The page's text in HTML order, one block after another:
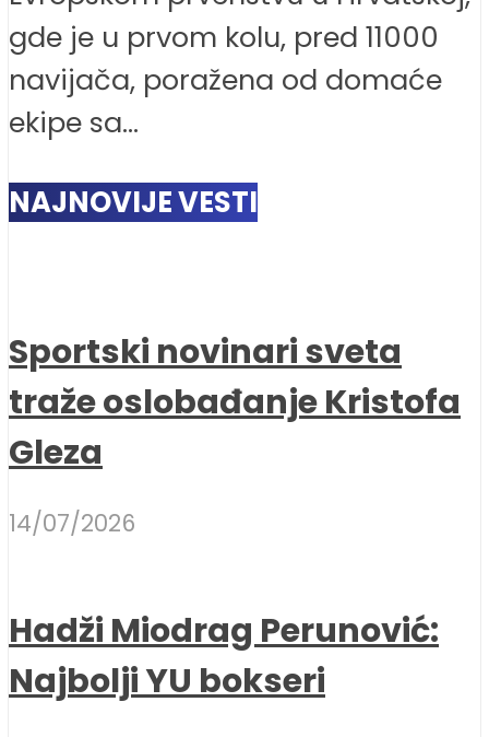
gde je u prvom kolu, pred 11000
navijača, poražena od domaće
ekipe sa...
NAJNOVIJE VESTI
Sportski novinari sveta
traže oslobađanje Kristofa
Gleza
14/07/2026
Hadži Miodrag Perunović:
Najbolji YU bokseri